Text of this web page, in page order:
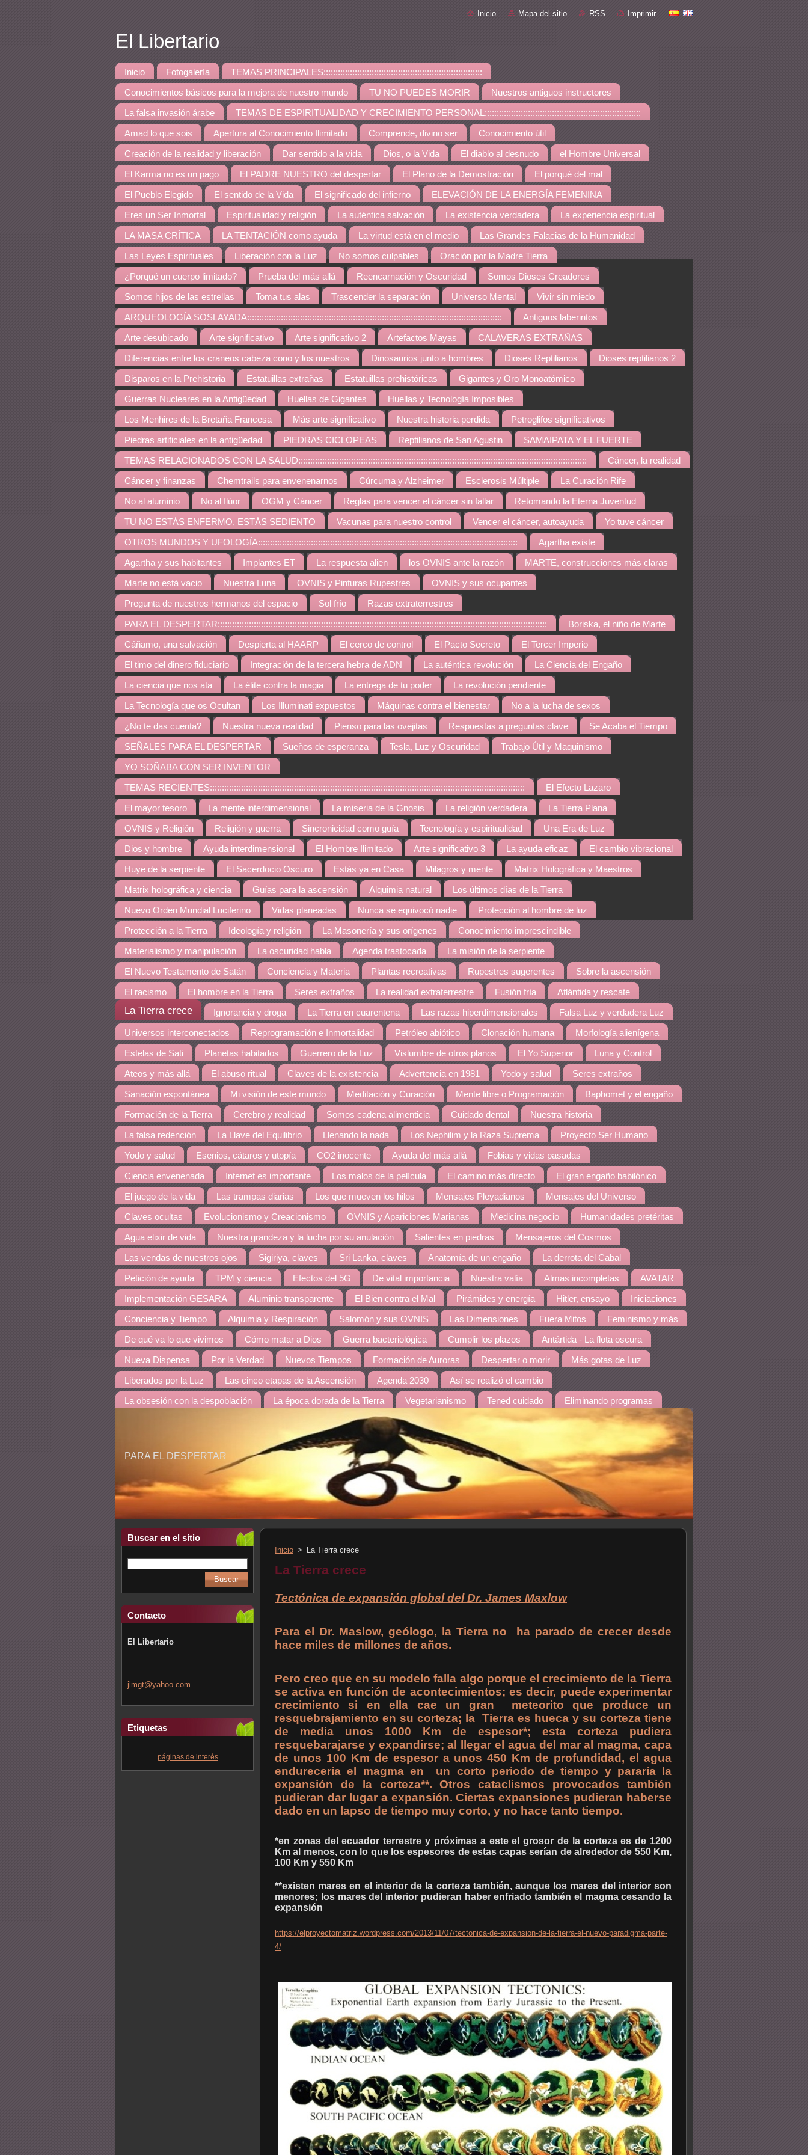
Inicio Mapa del sitio RSS Imprimir
El Libertario
Inicio Fotogalería TEMAS PRINCIPALES::::::::::::::::::::::::::::::::::::::::::::::::::::::::::::::::::
Conocimientos básicos para la mejora de nuestro mundo TU NO PUEDES MORIR Nuestros antiguos instructores
La falsa invasión árabe TEMAS DE ESPIRITUALIDAD Y CRECIMIENTO PERSONAL:::::::::::::::::::::::::::::::::::::::::::::::::::::::::::::::::
Amad lo que sois Apertura al Conocimiento Ilimitado Comprende, divino ser Conocimiento útil
Creación de la realidad y liberación Dar sentido a la vida Dios, o la Vida El diablo al desnudo el Hombre Universal
El Karma no es un pago El PADRE NUESTRO del despertar El Plano de la Demostración El porqué del mal
El Pueblo Elegido El sentido de la Vida El significado del infierno ELEVACIÓN DE LA ENERGÍA FEMENINA
Eres un Ser Inmortal Espiritualidad y religión La auténtica salvación La existencia verdadera La experiencia espiritual
LA MASA CRÍTICA LA TENTACIÓN como ayuda La virtud está en el medio Las Grandes Falacias de la Humanidad
Las Leyes Espirituales Liberación con la Luz No somos culpables Oración por la Madre Tierra
¿Porqué un cuerpo limitado? Prueba del más allá Reencarnación y Oscuridad Somos Dioses Creadores
Somos hijos de las estrellas Toma tus alas Trascender la separación Universo Mental Vivir sin miedo
ARQUEOLOGÍA SOSLAYADA:::::::::::::::::::::::::::::::::::::::::::::::::::::::::::::::::::::::::::::::::::::::::::::::::::::::::: Antiguos laberintos
Arte desubicado Arte significativo Arte significativo 2 Artefactos Mayas CALAVERAS EXTRAÑAS
Diferencias entre los craneos cabeza cono y los nuestros Dinosaurios junto a hombres Dioses Reptilianos Dioses reptilianos 2
Disparos en la Prehistoria Estatuillas extrañas Estatuillas prehistóricas Gigantes y Oro Monoatómico
Guerras Nucleares en la Antigüedad Huellas de Gigantes Huellas y Tecnología Imposibles
Los Menhires de la Bretaña Francesa Más arte significativo Nuestra historia perdida Petroglifos significativos
Piedras artificiales en la antigüedad PIEDRAS CICLOPEAS Reptilianos de San Agustin SAMAIPATA Y EL FUERTE
TEMAS RELACIONADOS CON LA SALUD:::::::::::::::::::::::::::::::::::::::::::::::::::::::::::::::::::::::::::::::::::::::::::::::::::::::::::::::::::::::: Cáncer, la realidad
Cáncer y finanzas Chemtrails para envenenarnos Cúrcuma y Alzheimer Esclerosis Múltiple La Curación Rife
No al aluminio No al flúor OGM y Cáncer Reglas para vencer el cáncer sin fallar Retomando la Eterna Juventud
TU NO ESTÁS ENFERMO, ESTÁS SEDIENTO Vacunas para nuestro control Vencer el cáncer, autoayuda Yo tuve cáncer
OTROS MUNDOS Y UFOLOGÍA:::::::::::::::::::::::::::::::::::::::::::::::::::::::::::::::::::::::::::::::::::::::::::::::::::::::::::: Agartha existe
Agartha y sus habitantes Implantes ET La respuesta alien los OVNIS ante la razón MARTE, construcciones más claras
Marte no está vacio Nuestra Luna OVNIS y Pinturas Rupestres OVNIS y sus ocupantes
Pregunta de nuestros hermanos del espacio Sol frío Razas extraterrestres
PARA EL DESPERTAR::::::::::::::::::::::::::::::::::::::::::::::::::::::::::::::::::::::::::::::::::::::::::::::::::::::::::::::::::::::::::::::::::::::::: Boriska, el niño de Marte
Cáñamo, una salvación Despierta al HAARP El cerco de control El Pacto Secreto El Tercer Imperio
El timo del dinero fiduciario Integración de la tercera hebra de ADN La auténtica revolución La Ciencia del Engaño
La ciencia que nos ata La élite contra la magia La entrega de tu poder La revolución pendiente
La Tecnología que os Ocultan Los Illuminati expuestos Máquinas contra el bienestar No a la lucha de sexos
¿No te das cuenta? Nuestra nueva realidad Pienso para las ovejitas Respuestas a preguntas clave Se Acaba el Tiempo
SEÑALES PARA EL DESPERTAR Sueños de esperanza Tesla, Luz y Oscuridad Trabajo Útil y Maquinismo
YO SOÑABA CON SER INVENTOR
TEMAS RECIENTES::::::::::::::::::::::::::::::::::::::::::::::::::::::::::::::::::::::::::::::::::::::::::::::::::::::::::::::::::::::::::::::::::: El Efecto Lazaro
El mayor tesoro La mente interdimensional La miseria de la Gnosis La religión verdadera La Tierra Plana
OVNIS y Religión Religión y guerra Sincronicidad como guía Tecnología y espiritualidad Una Era de Luz
Dios y hombre Ayuda interdimensional El Hombre Ilimitado Arte significativo 3 La ayuda eficaz El cambio vibracional
Huye de la serpiente El Sacerdocio Oscuro Estás ya en Casa Milagros y mente Matrix Holográfica y Maestros
Matrix holográfica y ciencia Guías para la ascensión Alquimia natural Los últimos días de la Tierra
Nuevo Orden Mundial Luciferino Vidas planeadas Nunca se equivocó nadie Protección al hombre de luz
Protección a la Tierra Ideología y religión La Masonería y sus orígenes Conocimiento imprescindible
Materialismo y manipulación La oscuridad habla Agenda trastocada La misión de la serpiente
El Nuevo Testamento de Satán Conciencia y Materia Plantas recreativas Rupestres sugerentes Sobre la ascensión
El racismo El hombre en la Tierra Seres extraños La realidad extraterrestre Fusión fría Atlántida y rescate
La Tierra crece Ignorancia y droga La Tierra en cuarentena Las razas hiperdimensionales Falsa Luz y verdadera Luz
Universos interconectados Reprogramación e Inmortalidad Petróleo abiótico Clonación humana Morfología alienígena
Estelas de Sati Planetas habitados Guerrero de la Luz Vislumbre de otros planos El Yo Superior Luna y Control
Ateos y más allá El abuso ritual Claves de la existencia Advertencia en 1981 Yodo y salud Seres extraños
Sanación espontánea Mi visión de este mundo Meditación y Curación Mente libre o Programación Baphomet y el engaño
Formación de la Tierra Cerebro y realidad Somos cadena alimenticia Cuidado dental Nuestra historia
La falsa redención La Llave del Equilibrio Llenando la nada Los Nephilim y la Raza Suprema Proyecto Ser Humano
Yodo y salud Esenios, cátaros y utopía CO2 inocente Ayuda del más allá Fobias y vidas pasadas
Ciencia envenenada Internet es importante Los malos de la película El camino más directo El gran engaño babilónico
El juego de la vida Las trampas diarias Los que mueven los hilos Mensajes Pleyadianos Mensajes del Universo
Claves ocultas Evolucionismo y Creacionismo OVNIS y Apariciones Marianas Medicina negocio Humanidades pretéritas
Agua elixir de vida Nuestra grandeza y la lucha por su anulación Salientes en piedras Mensajeros del Cosmos
Las vendas de nuestros ojos Sigiriya, claves Sri Lanka, claves Anatomía de un engaño La derrota del Cabal
Petición de ayuda TPM y ciencia Efectos del 5G De vital importancia Nuestra valía Almas incompletas AVATAR
Implementación GESARA Aluminio transparente El Bien contra el Mal Pirámides y energía Hitler, ensayo Iniciaciones
Conciencia y Tiempo Alquimia y Respiración Salomón y sus OVNIS Las Dimensiones Fuera Mitos Feminismo y más
De qué va lo que vivimos Cómo matar a Dios Guerra bacteriológica Cumplir los plazos Antártida - La flota oscura
Nueva Dispensa Por la Verdad Nuevos Tiempos Formación de Auroras Despertar o morir Más gotas de Luz
Liberados por la Luz Las cinco etapas de la Ascensión Agenda 2030 Así se realizó el cambio
La obsesión con la despoblación La época dorada de la Tierra Vegetarianismo Tened cuidado Eliminando programas
PARA EL DESPERTAR
Buscar en el sitio
Contacto
El Libertario
jlmgt@yahoo.com
Etiquetas
páginas de interés
Inicio > La Tierra crece
La Tierra crece
Tectónica de expansión global del Dr. James Maxlow
Para el Dr. Maslow, geólogo, la Tierra no ha parado de crecer desde
hace miles de millones de años.
Pero creo que en su modelo falla algo porque el crecimiento de la Tierra
se activa en función de acontecimientos; es decir, puede experimentar
crecimiento si en ella cae un gran meteorito que produce un
resquebrajamiento en su corteza; la Tierra es hueca y su corteza tiene
de media unos 1000 Km de espesor*; esta corteza pudiera
resquebarajarse y expandirse; al llegar el agua del mar al magma, capa
de unos 100 Km de espesor a unos 450 Km de profundidad, el agua
endurecería el magma en un corto periodo de tiempo y pararía la
expansión de la corteza**. Otros cataclismos provocados también
pudieran dar lugar a expansión. Ciertas expansiones pudieran haberse
dado en un lapso de tiempo muy corto, y no hace tanto tiempo.
*en zonas del ecuador terrestre y próximas a este el grosor de la corteza es de 1200
Km al menos, con lo que los espesores de estas capas serían de alrededor de 550 Km,
100 Km y 550 Km
**existen mares en el interior de la corteza también, aunque los mares del interior son
menores; los mares del interior pudieran haber enfriado también el magma cesando la
expansión
https://elproyectomatriz.wordpress.com/2013/11/07/tectonica-de-expansion-de-la-tierra-el-nuevo-paradigma-parte-
4/